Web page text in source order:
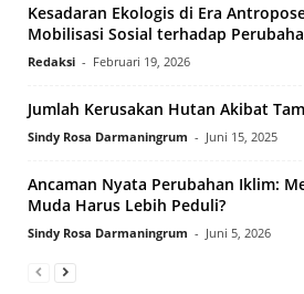
Kesadaran Ekologis di Era
Mobilisasi Sosial terhadap
Redaksi - Februari 19, 2026
Jumlah Kerusakan Hutan Akibat
Sindy Rosa Darmaningrum - Juni 15, 2025
Ancaman Nyata Perubahan Iklim:
Muda Harus Lebih Peduli?
Sindy Rosa Darmaningrum - Juni 5, 2026